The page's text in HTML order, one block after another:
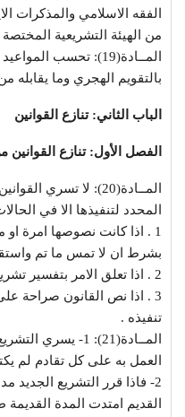
الفقه الاسلامي والمذكرات
من الهيئة التشريعية المختصة
المــادة(19): تحسب
بالتقويم الهجري وما يقابله
الباب الثاني: تنازع القوانين
الفصل الأول: تنازع
المــادة(20): لا تسري
المحدد لتنفيذها الا في
1 . اذا كانت نصوصها امرة او
بشرط ان لا تمس ما تم
2 . اذا تعلق الامر بتفسير تشريع سابق .
3 . اذا نص القانون صراحة
تنفيذه .
المــادة(21): 1-
العمل به على كل تقادم لم
2- فاذا قرر التشريع الجديد
القديم امتدت المدة القديمة